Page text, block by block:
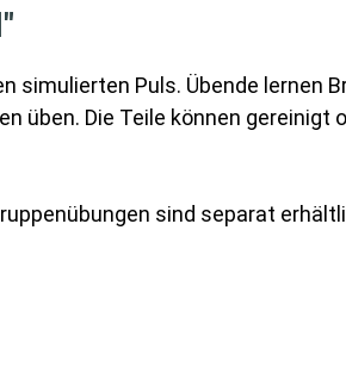
simulierten Puls. Übende lernen
üben. Die Teile können gereinigt
sind separat